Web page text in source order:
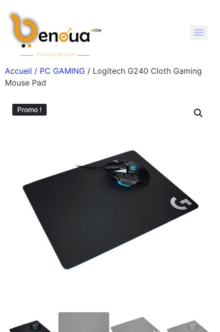
Accueil / PC GAMING / Logitech G240 Cloth Gaming
Mouse Pad
Promo !